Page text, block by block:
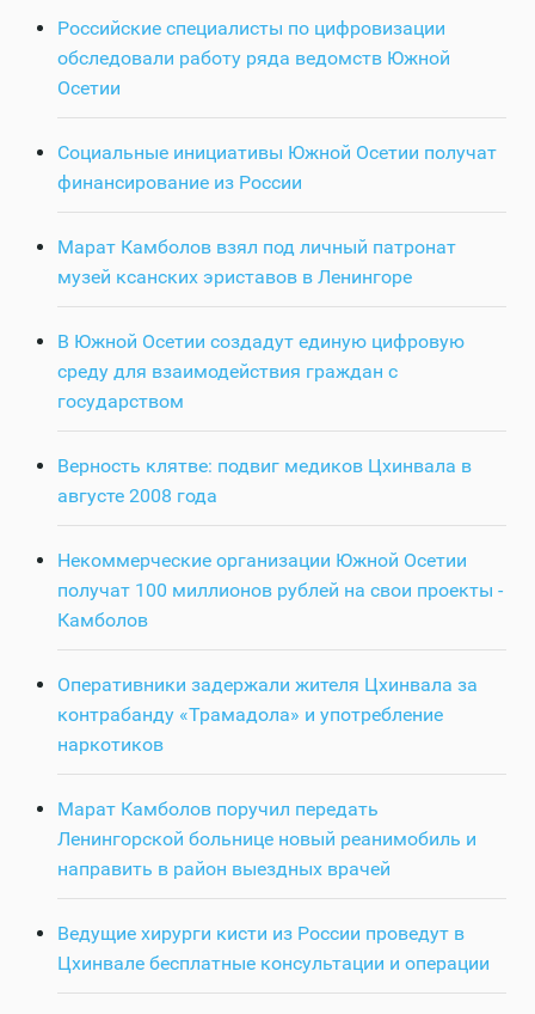
Российские специалисты по цифровизации
обследовали работу ряда ведомств Южной
Осетии
Социальные инициативы Южной Осетии получат
финансирование из России
Марат Камболов взял под личный патронат
музей ксанских эриставов в Ленингоре
В Южной Осетии создадут единую цифровую
среду для взаимодействия граждан с
государством
Верность клятве: подвиг медиков Цхинвала в
августе 2008 года
Некоммерческие организации Южной Осетии
получат 100 миллионов рублей на свои проекты -
Камболов
Оперативники задержали жителя Цхинвала за
контрабанду «Трамадола» и употребление
наркотиков
Марат Камболов поручил передать
Ленингорской больнице новый реанимобиль и
направить в район выездных врачей
Ведущие хирурги кисти из России проведут в
Цхинвале бесплатные консультации и операции